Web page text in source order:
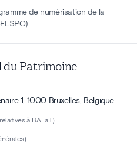
de numérisation de la
Patrimoine
1, 1000 Bruxelles, Belgique
à BALaT)